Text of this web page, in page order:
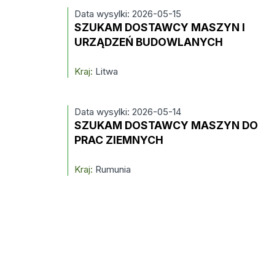
Data wysylki: 2026-05-15
SZUKAM DOSTAWCY MASZYN I
URZĄDZEŃ BUDOWLANYCH
Kraj: Litwa
Data wysylki: 2026-05-14
SZUKAM DOSTAWCY MASZYN DO
PRAC ZIEMNYCH
Kraj: Rumunia